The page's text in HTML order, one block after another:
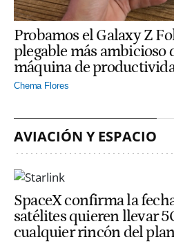
Probamos el Galaxy Z
plegable más ambicioso
máquina de
Chema Flores
AVIACIÓN Y ESPACIO
SpaceX confirma la
satélites quieren llevar
cualquier rincón del